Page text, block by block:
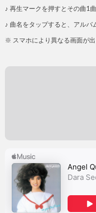
♪ 再生マークを押すとその曲1
♪ 曲名をタップすると、アルバ
※ スマホにより異なる画面が